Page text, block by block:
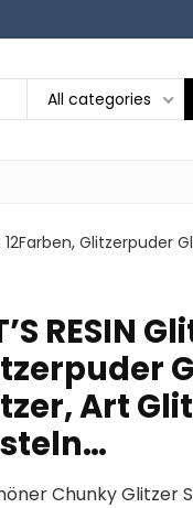
All categories
12Farben,
RESIN
Art
Chunky